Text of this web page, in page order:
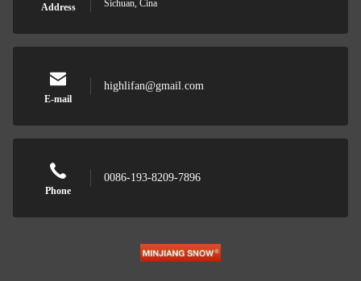
Address
Sichuan, Cina
E-mail
highlifan@gmail.com
Phone
0086-193-8209-7896